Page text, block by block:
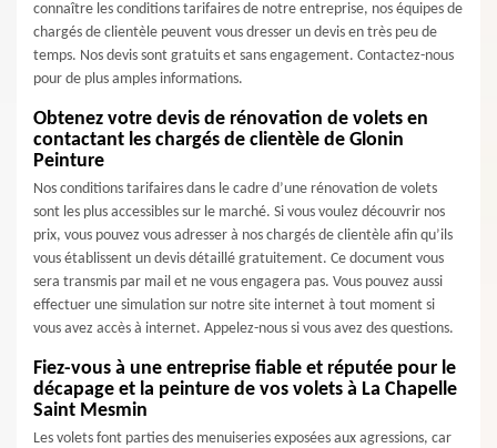
connaître les conditions tarifaires de notre entreprise, nos équipes de
chargés de clientèle peuvent vous dresser un devis en très peu de
temps. Nos devis sont gratuits et sans engagement. Contactez-nous
pour de plus amples informations.
Obtenez votre devis de rénovation de volets en
contactant les chargés de clientèle de Glonin
Peinture
Nos conditions tarifaires dans le cadre d’une rénovation de volets
sont les plus accessibles sur le marché. Si vous voulez découvrir nos
prix, vous pouvez vous adresser à nos chargés de clientèle afin qu’ils
vous établissent un devis détaillé gratuitement. Ce document vous
sera transmis par mail et ne vous engagera pas. Vous pouvez aussi
effectuer une simulation sur notre site internet à tout moment si
vous avez accès à internet. Appelez-nous si vous avez des questions.
Fiez-vous à une entreprise fiable et réputée pour le
décapage et la peinture de vos volets à La Chapelle
Saint Mesmin
Les volets font parties des menuiseries exposées aux agressions, car